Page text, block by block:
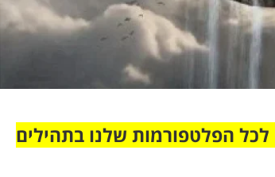
הפלטפורמות שלנו בתהילים